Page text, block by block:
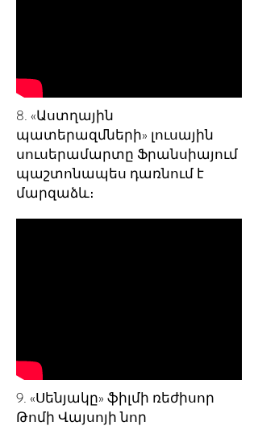
8. «Աստղային
պատերազմների» լուսային
սուսերամարտը Ֆրանսիայում
պաշտոնապես դառնում է
մարզաձև։
9. «Սենյակը» ֆիլմի ռեժիսոր
Թոմի Վայսոյի նոր